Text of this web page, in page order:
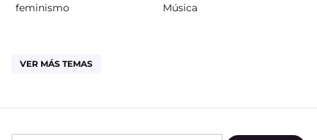
feminismo Música
VER MÁS TEMAS